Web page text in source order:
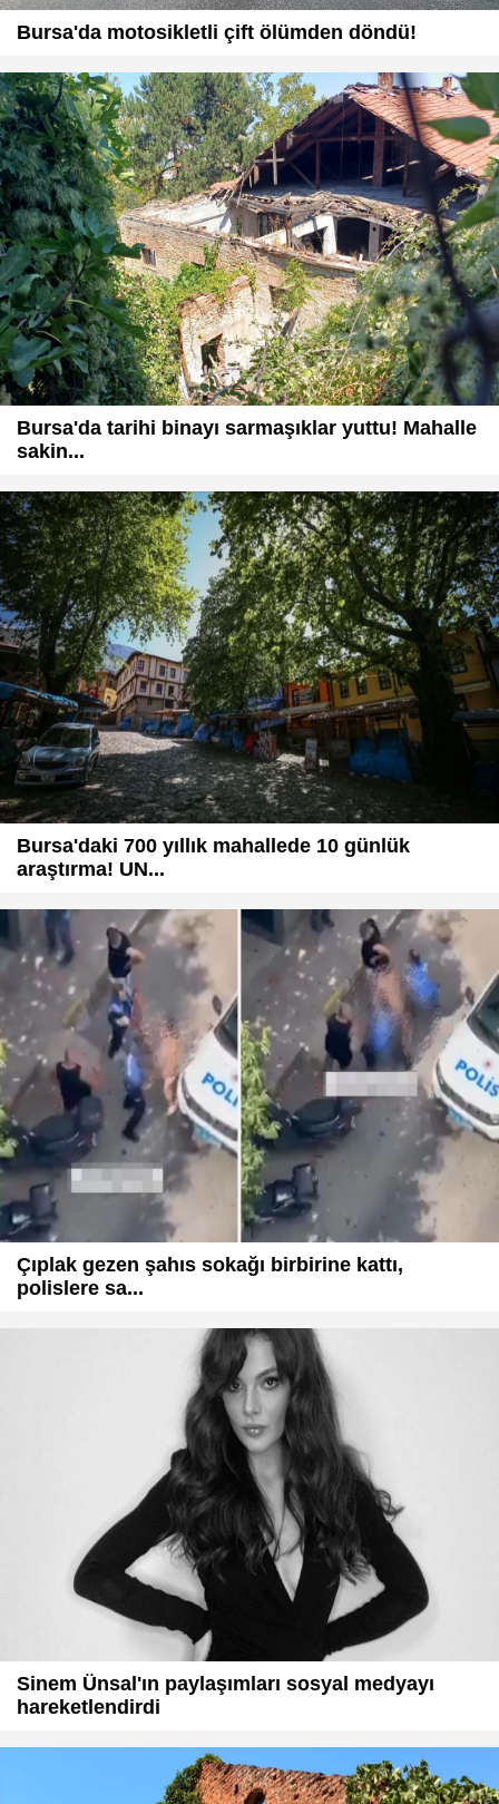
Bursa'da motosikletli çift ölümden döndü!
Bursa'da tarihi binayı sarmaşıklar yuttu! Mahalle
sakin...
Bursa'daki 700 yıllık mahallede 10 günlük
araştırma! UN...
Çıplak gezen şahıs sokağı birbirine kattı,
polislere sa...
Sinem Ünsal'ın paylaşımları sosyal medyayı
hareketlendirdi